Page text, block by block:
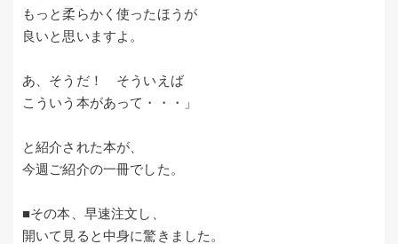
もっと柔らかく使ったほうが
良いと思いますよ。
あ、そうだ！ そういえば
こういう本があって・・・」
と紹介された本が、
今週ご紹介の一冊でした。
■その本、早速注文し、
開いて見ると中身に驚きました。